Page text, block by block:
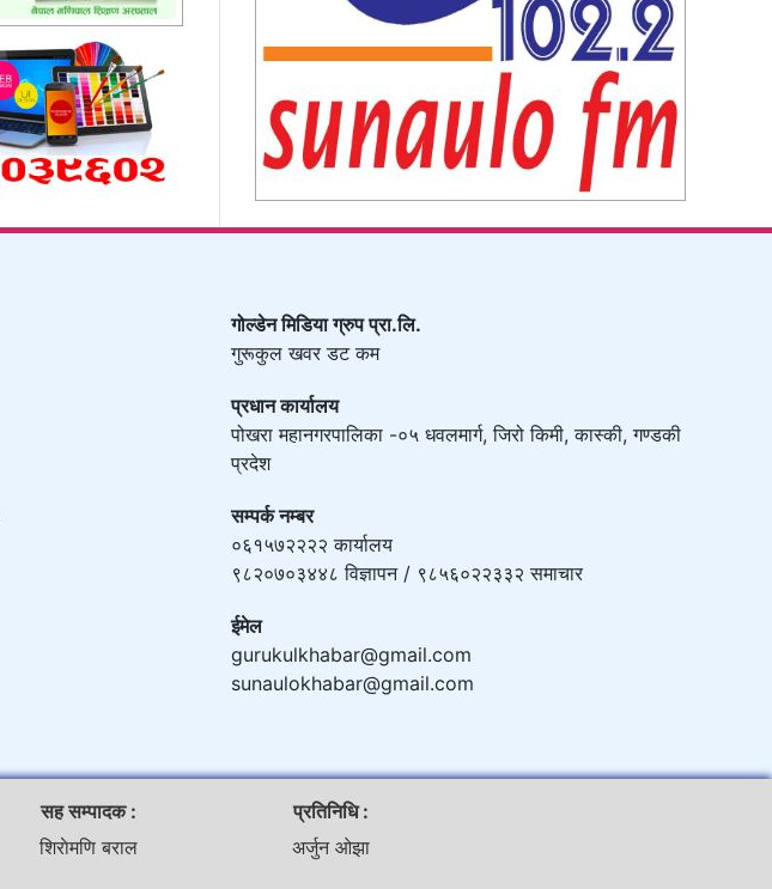
गोल्डेन मिडिया ग्रुप प्रा.लि.
गुरूकुल खवर डट कम
प्रधान कार्यालय
पोखरा महानगरपालिका -०५ धवलमार्ग, जिरो किमी, कास्की, गण्डकी
प्रदेश
सम्पर्क नम्बर
०६१५७२२२२ कार्यालय
९८२०७०३४४८ विज्ञापन / ९८५६०२२३३२ समाचार
ईमेल
gurukulkhabar@gmail.com
sunaulokhabar@gmail.com
सह सम्पादक :
शिराेमणि बराल
प्रतिनिधि :
अर्जुन ओझा